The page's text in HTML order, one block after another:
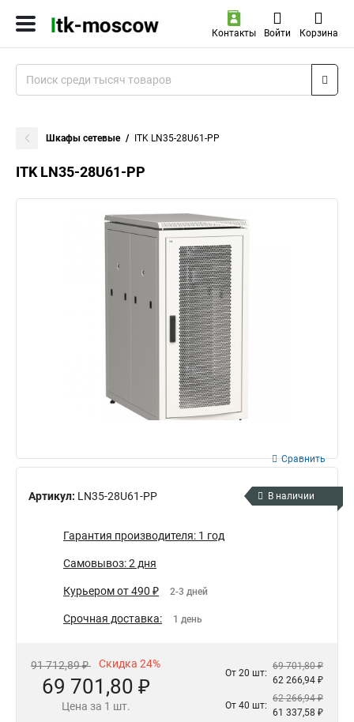
Контакты Войти Корзина
Шкафы сетевые ITK LN35-28U61-PP
ITK LN35-28U61-PP
Артикул: LN35-28U61-PP
Сравнить
В наличии
Гарантия производителя: 1 год
Самовывоз: 2 дня
Курьером от 490 ₽ 2-3 дней
Срочная доставка: 1 день
91 712,89 ₽ Скидка 24%
69 701,80 ₽
Цена за 1 шт.
От 20 шт:
69 701,80 ₽
62 266,94 ₽
От 40 шт:
62 266,94 ₽
61 337,58 ₽